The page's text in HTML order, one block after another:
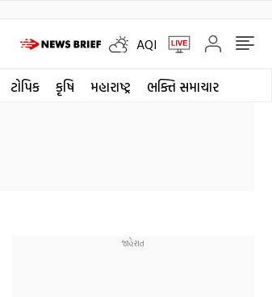
AQI
ટોપિક કૃષિ મહારાષ્ટ્ર ભક્તિ સમાચાર